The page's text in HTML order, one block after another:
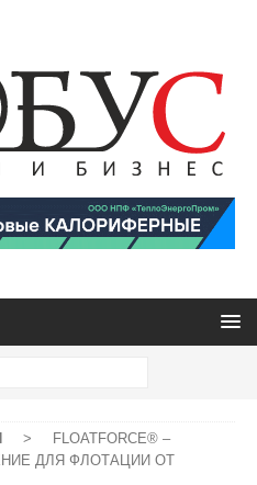
>
FLOATFORCE® –
ДЛЯ ФЛОТАЦИИ ОТ